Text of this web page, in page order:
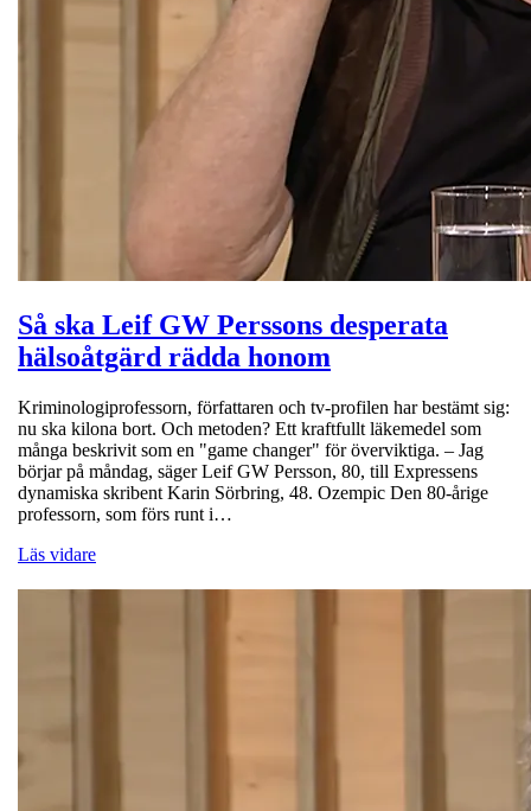
Så ska Leif GW Perssons desperata
hälsoåtgärd rädda honom
Kriminologiprofessorn, författaren och tv-profilen har bestämt sig:
nu ska kilona bort. Och metoden? Ett kraftfullt läkemedel som
många beskrivit som en "game changer" för överviktiga. – Jag
börjar på måndag, säger Leif GW Persson, 80, till Expressens
dynamiska skribent Karin Sörbring, 48. Ozempic Den 80-årige
professorn, som förs runt i…
Läs vidare